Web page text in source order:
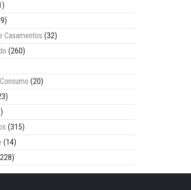
Casamentos (32)
(260)
(20)
(315)
(14)